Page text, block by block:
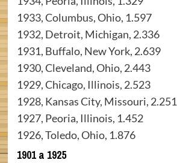
1933, Columbus, Ohio, 1.597
1932, Detroit, Michigan, 2.336
1931, Buffalo, New York, 2.639
1930, Cleveland, Ohio, 2.443
1929, Chicago, Illinois, 2.523
1928, Kansas City, Missouri, 2.251
1927, Peoria, Illinois, 1.452
1926, Toledo, Ohio, 1.876
1901 a 1925